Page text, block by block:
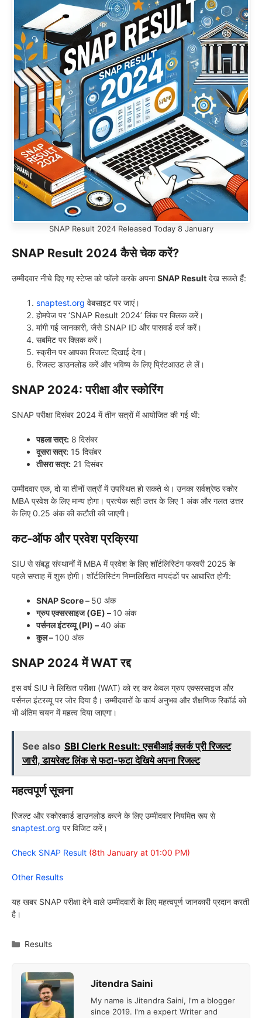
SNAP Result 2024 Released Today 8 January
SNAP Result 2024 कैसे चेक करें?
उम्मीदवार नीचे दिए गए स्टेप्स को फॉलो करके अपनाSNAP Result देख सकते हैं:
snaptest.org वेबसाइट पर जाएं।
होमपेज पर ‘SNAP Result 2024’ लिंक पर क्लिक करें।
मांगी गई जानकारी, जैसे SNAP ID और पासवर्ड दर्ज करें।
सबमिट पर क्लिक करें।
स्क्रीन पर आपका रिजल्ट दिखाई देगा।
रिजल्ट डाउनलोड करें और भविष्य के लिए प्रिंटआउट ले लें।
SNAP 2024: परीक्षा और स्कोरिंग
SNAP परीक्षा दिसंबर 2024 में तीन सत्रों में आयोजित की गई थी:
पहला सत्र: 8 दिसंबर
दूसरा सत्र: 15 दिसंबर
तीसरा सत्र: 21 दिसंबर
उम्मीदवार एक, दो या तीनों सत्रों में उपस्थित हो सकते थे। उनका सर्वश्रेष्ठ स्कोर
MBA प्रवेश के लिए मान्य होगा। प्रत्येक सही उत्तर के लिए 1 अंक और गलत उत्तर
के लिए 0.25 अंक की कटौती की जाएगी।
कट-ऑफ और प्रवेश प्रक्रिया
SIU से संबद्ध संस्थानों में MBA में प्रवेश के लिए शॉर्टलिस्टिंग फरवरी 2025 के
पहले सप्ताह में शुरू होगी। शॉर्टलिस्टिंग निम्नलिखित मापदंडों पर आधारित होगी:
SNAP Score – 50 अंक
ग्रुप एक्सरसाइज (GE) – 10 अंक
पर्सनल इंटरव्यू (PI) –40 अंक
कुल – 100 अंक
SNAP 2024 में WAT रद्द
इस वर्ष SIU ने लिखित परीक्षा (WAT) को रद्द कर केवल ग्रुप एक्सरसाइज और
पर्सनल इंटरव्यू पर जोर दिया है। उम्मीदवारों के कार्य अनुभव और शैक्षणिक रिकॉर्ड को
भी अंतिम चयन में महत्व दिया जाएगा।
See also SBI Clerk Result: एसबीआई क्लर्क प्री रिजल्ट
जारी, डायरेक्ट लिंक से फटा-फटा देखिये अपना रिजल्ट
महत्वपूर्ण सूचना
रिजल्ट और स्कोरकार्ड डाउनलोड करने के लिए उम्मीदवार नियमित रूप से
snaptest.org पर विजिट करें।
Check SNAP Result (8th January at 01:00 PM)
Other Results
यह खबर SNAP परीक्षा देने वाले उम्मीदवारों के लिए महत्वपूर्ण जानकारी प्रदान करती
है।
Categories
Results
Jitendra Saini
My name is Jitendra Saini, I'm a blogger
since 2019. I'm a expert Writer and